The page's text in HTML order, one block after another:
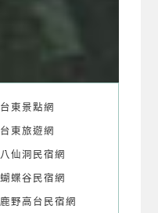
台東景點網
台東旅遊網
八仙洞民宿網
蝴蝶谷民宿網
鹿野高台民宿網